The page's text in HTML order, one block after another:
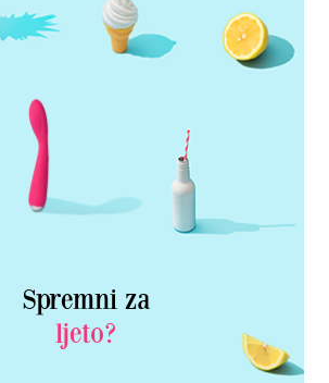
Spremni za
ljeto?